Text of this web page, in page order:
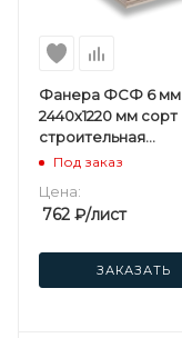
Фанера ФСФ 6 мм
2440х1220 мм сорт
строительная
нешлифованная
Под заказ
Цена:
762 ₽/лист
ЗАКАЗАТЬ